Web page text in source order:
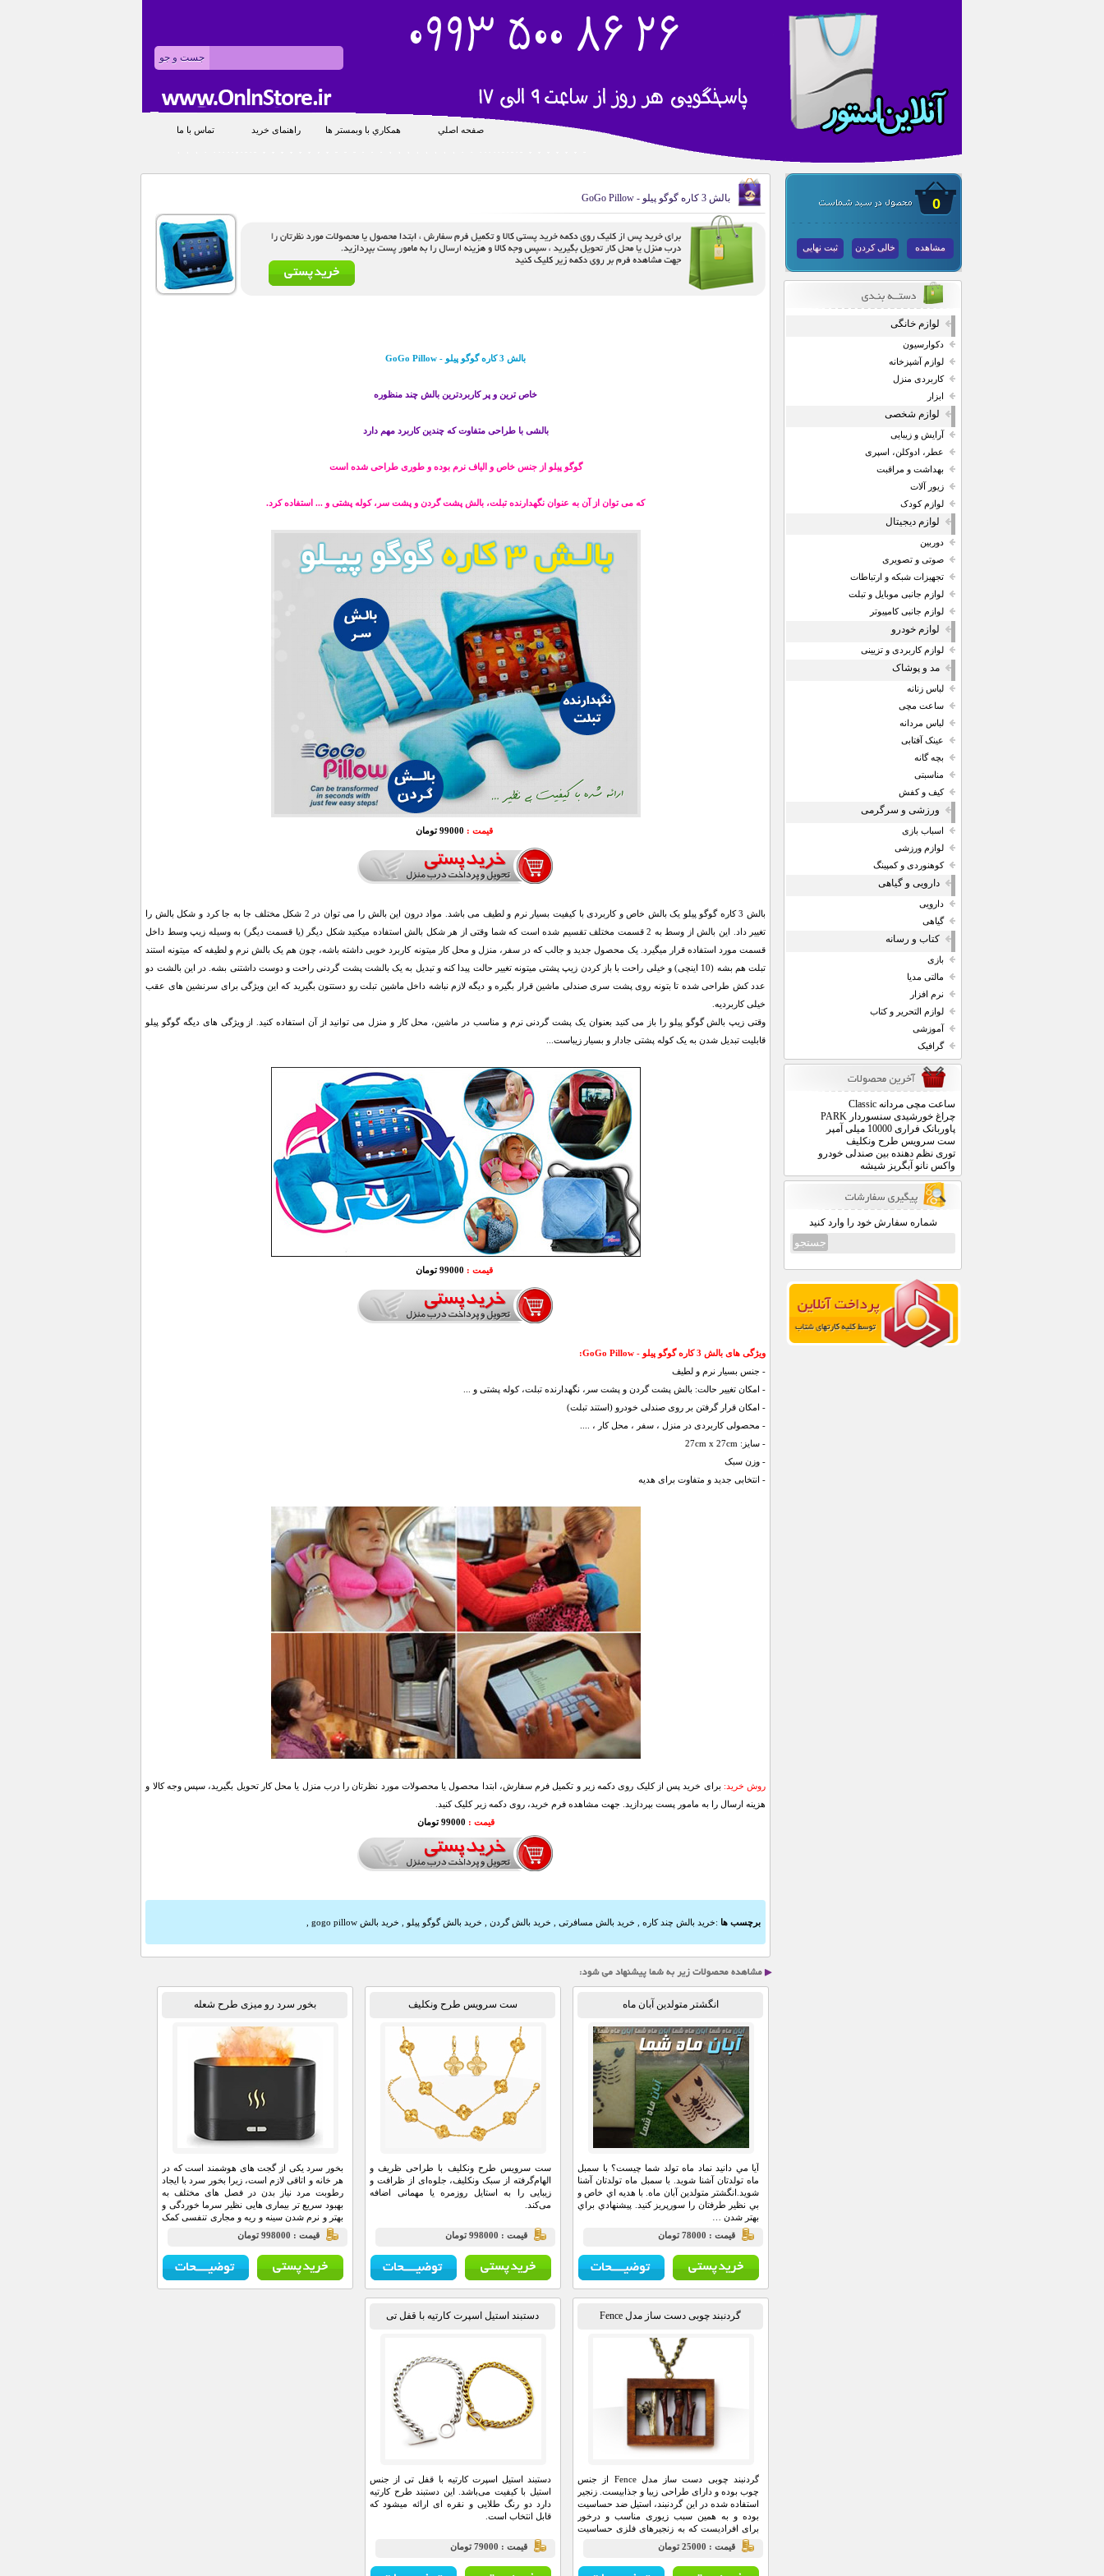
صفحه اصلي همکاري با وبمستر ها راهنمای خرید تماس با ما
0
مشاهده خالی کردن ثبت نهایی
لوازم خانگی
دکوارسیون
لوازم آشپزخانه
کاربردی منزل
ابزار
لوازم شخصی
آرایش و زیبایی
عطر، ادوکلن، اسپری
بهداشت و مراقبت
زیور آلات
لوازم کودک
لوازم دیجیتال
دوربین
صوتی و تصویری
تجهیزات شبکه و ارتباطات
لوازم جانبی موبایل و تبلت
لوازم جانبی کامپیوتر
لوازم خودرو
لوازم کاربردی و تزیینی
مد و پوشاک
لباس زنانه
ساعت مچی
لباس مردانه
عینک آفتابی
بچه گانه
مناسبتی
کیف و کفش
ورزشی و سرگرمی
اسباب بازی
لوازم ورزشی
کوهنوردی و کمپینگ
دارویی و گیاهی
دارویی
گیاهی
کتاب و رسانه
بازی
مالتی مدیا
نرم افزار
لوازم التحریر و کتاب
آموزشی
گرافیک
ساعت مچی مردانه Classic
چراغ خورشیدی سنسوردار PARK
پاوربانک فراری 10000 میلی آمپر
ست سرویس طرح ونکلیف
توری نظم دهنده بین صندلی خودرو
واکس نانو آبگریز شیشه
شماره سفارش خود را وارد کنید
بالش 3 کاره گوگو پیلو - GoGo Pillow
بالش 3 کاره گوگو پیلو - GoGo Pillow
خاص ترین و پر کاربردترین بالش چند منظوره
بالشی با طراحی متفاوت که چندین کاربرد مهم دارد
گوگو پیلو از جنس خاص و الیاف نرم بوده و طوری طراحی شده است
که می توان از آن به عنوان نگهدارنده تبلت، بالش پشت گردن و پشت سر، کوله پشتی و ... استفاده کرد.
قیمت : 99000 تومان
بالش 3 کاره گوگو پیلو یک بالش خاص و کاربردی با کیفیت بسیار نرم و لطیف می باشد. مواد درون این بالش را می توان در 2 شکل مختلف جا به جا کرد و شکل بالش را
تغییر داد. این بالش از وسط به 2 قسمت مختلف تقسیم شده است که شما وقتی از هر شکل بالش استفاده میکنید شکل دیگر (یا قسمت دیگر) به وسیله زیپ وسط داخل
قسمت مورد استفاده قرار میگیرد. یک محصول جدید و جالب که در سفر، منزل و محل کار میتونه کاربرد خوبی داشته باشه، چون هم یک بالش نرم و لطیفه که میتونه استند
تبلت هم بشه (10 اینچی) و خیلی راحت با باز کردن زیپ پشتی میتونه تغییر حالت پیدا کنه و تبدیل به یک بالشت پشت گردنی راحت و دوست داشتنی بشه. در این بالشت دو
عدد کش طراحی شده تا بتونه روی پشت سری صندلی ماشین قرار بگیره و دیگه لازم نباشه داخل ماشین تبلت رو دستتون بگیرید که این ویژگی برای سرنشین های عقب
خیلی کاربردیه.
وقتی زیپ بالش گوگو پیلو را باز می کنید بعنوان یک پشت گردنی نرم و مناسب در ماشین، محل کار و منزل می توانید از آن استفاده کنید. از ویژگی های دیگه گوگو پیلو
قابلیت تبدیل شدن به یک کوله پشتی جادار و بسیار زیباست...
قیمت : 99000 تومان
ویژگی های بالش 3 کاره گوگو پیلو - GoGo Pillow:
- جنس بسیار نرم و لطیف
- امکان تغییر حالت: بالش پشت گردن و پشت سر، نگهدارنده تبلت، کوله پشتی و ...
- امکان قرار گرفتن بر روی صندلی خودرو (استند تبلت)
- محصولی کاربردی در منزل ، سفر ، محل کار ، ....
- سایز: 27cm x 27cm
- وزن سبک
- انتخابی جدید و متفاوت برای هدیه
روش خرید: برای خرید پس از کلیک روی دکمه زیر و تکمیل فرم سفارش، ابتدا محصول یا محصولات مورد نظرتان را درب منزل یا محل کار تحویل بگیرید، سپس وجه کالا و
هزینه ارسال را به مامور پست بپردازید. جهت مشاهده فرم خرید، روی دکمه زیر کلیک کنید.
قیمت : 99000 تومان
برچسب ها :خرید بالش چند کاره خرید بالش مسافرتی خرید بالش گردن خرید بالش گوگو پیلو خرید بالش gogo pillow
انگشتر متولدین آبان ماه
آيا مي دانيد نماد ماه تولد شما چيست؟ با سمبل
ماه تولدتان آشنا شويد. با سمبل ماه تولدتان آشنا
شويد.انگشتر متولدين آبان ماه. با هديه اي خاص و
بي نظير طرفتان را سورپريز كنيد. پيشنهادي براي
بهتر شدن …
قيمت : 78000 تومان
ست سرویس طرح ونکلیف
ست سرویس طرح ونکلیف با طراحی ظریف و
الهام‌گرفته از سبک ونکلیف، جلوه‌ای از ظرافت و
زیبایی را به استایل روزمره یا مهمانی اضافه
می‌کند.
قيمت : 998000 تومان
بخور سرد رو میزی طرح شعله
بخور سرد یکی از گجت های هوشمند است که در
هر خانه و اتاقی لازم است، زیرا بخور سرد با ایجاد
رطوبت مرد نیاز بدن در فصل های مختلف به
بهبود سریع تر بیماری هایی نظیر سرما خوردگی و
بهتر و نرم شدن سینه و ریه و مجاری تنفسی کمک
زیادی می کند...
قيمت : 998000 تومان
گردنبند چوبی دست ساز مدل Fence
گردنبند چوبی دست ساز مدل Fence از جنس
چوب بوده و دارای طراحی زیبا و جذابیست. زنجیر
استفاده شده در این گردنبند، استیل ضد حساسیت
بوده و به همین سبب زیوری مناسب و درخور
برای افرادیست که به زنجیرهای فلزی حساسیت
دارند.
قيمت : 25000 تومان
دستبند استیل اسپرت کارتیه با قفل تی
دستبند استیل اسپرت کارتیه با قفل تی از جنس
استیل با کیفیت می‌باشد. این دستبند طرح کارتیه
دارد دو رنگ طلایی و نقره ای ارائه میشود که
قابل انتخاب است.
قيمت : 79000 تومان